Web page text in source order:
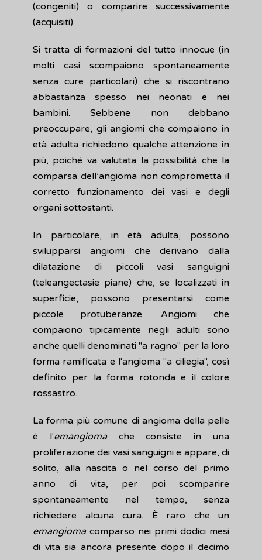
(congeniti) o comparire successivamente
(acquisiti).
Si tratta di formazioni del tutto innocue (in
molti casi scompaiono spontaneamente
senza cure particolari) che si riscontrano
abbastanza spesso nei neonati e nei
bambini. Sebbene non debbano
preoccupare, gli angiomi che compaiono in
età adulta richiedono qualche attenzione in
più, poiché va valutata la possibilità che la
comparsa dell’angioma non comprometta il
corretto funzionamento dei vasi e degli
organi sottostanti.
In particolare, in età adulta, possono
svilupparsi angiomi che derivano dalla
dilatazione di piccoli vasi sanguigni
(teleangectasie piane) che, se localizzati in
superficie, possono presentarsi come
piccole protuberanze. Angiomi che
compaiono tipicamente negli adulti sono
anche quelli denominati "a ragno" per la loro
forma ramificata e l'angioma "a ciliegia", così
definito per la forma rotonda e il colore
rossastro.
La forma più comune di angioma della pelle
è l'emangiomache consiste in una
proliferazione dei vasi sanguigni e appare, di
solito, alla nascita o nel corso del primo
anno di vita, per poi scomparire
spontaneamente nel tempo, senza
richiedere alcuna cura. È raro che un
emangiomacomparso nei primi dodici mesi
di vita sia ancora presente dopo il decimo